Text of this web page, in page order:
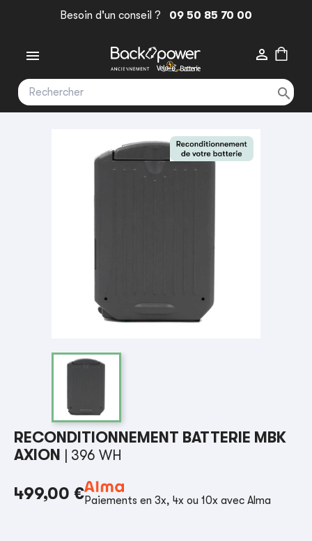
Besoin d'un conseil ? 09 50 85 70 00
 

RECONDITIONNEMENT BATTERIE MBK
AXION
| 396 WH
499,00 €Paiements en 3x, 4x ou 10x avec Alma